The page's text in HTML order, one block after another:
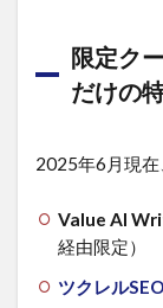
限定ク
だけの
2025年6月現在
Value AI
経由限定）
ツクレルSEO